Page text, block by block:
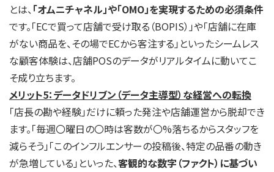
とは、「オムニチャネル」や「OMO」を実現するための必須条件
です。「ECで買って店舗で受け取る（BOPIS）」や「店舗に在庫
がない商品を、その場でECから客注する」といったシームレス
な顧客体験は、店舗POSのデータがリアルタイムに動いてこ
そ成り立ちます。
メリット5：データドリブン（データ主導型）な経営への転換
「店長の勘や経験」だけに頼った発注や店舗運営から脱却でき
ます。「毎週〇曜日の〇時は客数が〇%落ちるからスタッフを
減らそう」「このインフルエンサーの投稿後、特定の品番の動き
が急増している」といった、客観的な数字（ファクト）に基づい